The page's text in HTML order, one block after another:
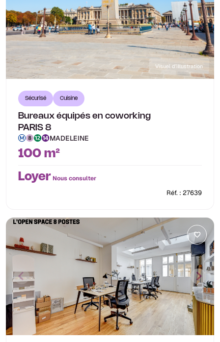
Visuel d'illustration
Sécurisé Cuisine
Bureaux équipés en coworking
PARIS 8
MADELEINE
100 m²
Loyer Nous consulter
Réf. : 27639